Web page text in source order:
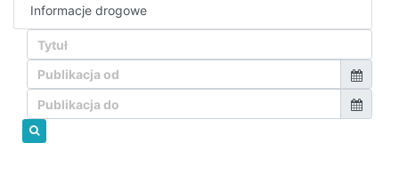
Informacje drogowe